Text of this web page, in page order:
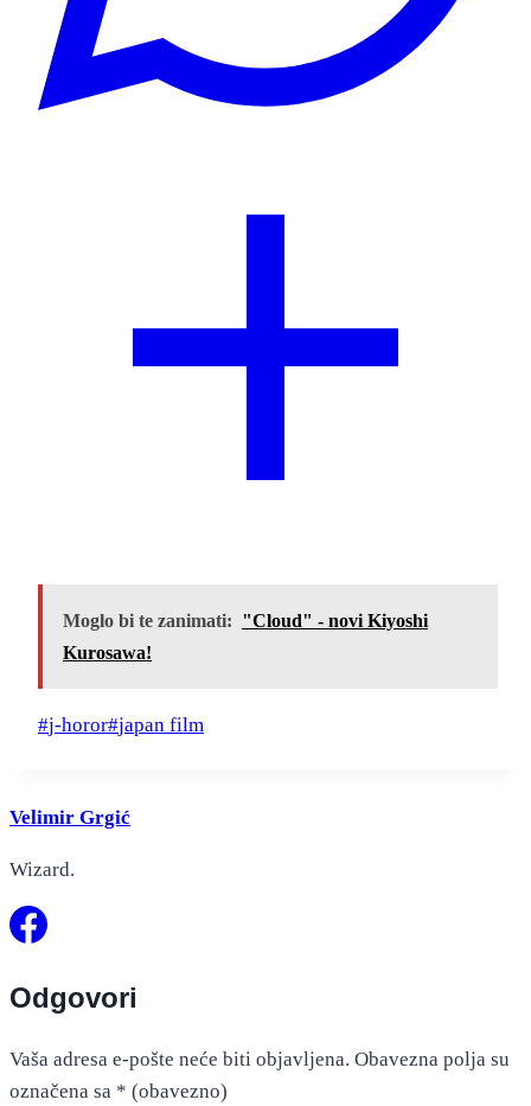
Moglo bi te zanimati: "Cloud" - novi Kiyoshi
Kurosawa!
Post
#j-horor#japan film
Velimir Grgić
Wizard.
Odgovori
Vaša adresa e-pošte neće biti objavljena. Obavezna polja su
označena sa * (obavezno)